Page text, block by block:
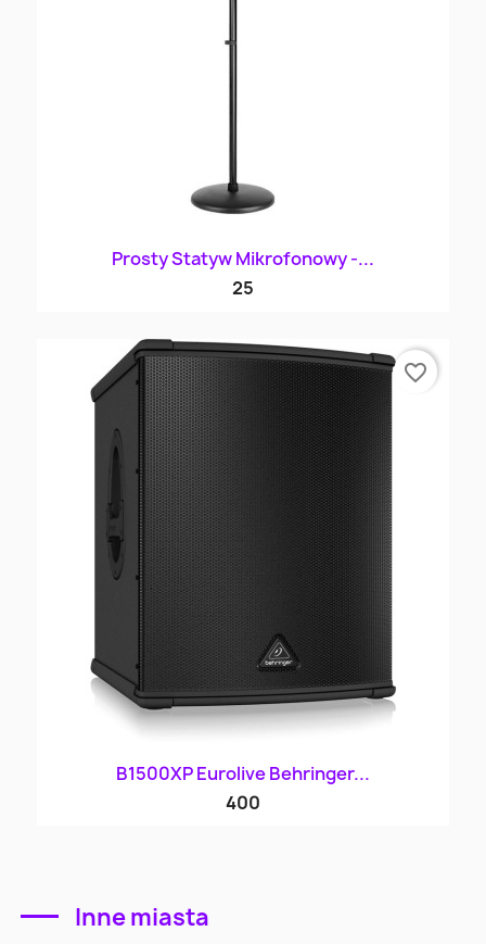
Prosty Statyw Mikrofonowy -...
25
B1500XP Eurolive Behringer...
400
favorite_border
Inne miasta